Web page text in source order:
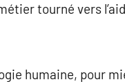
tourné vers
humaine, pour